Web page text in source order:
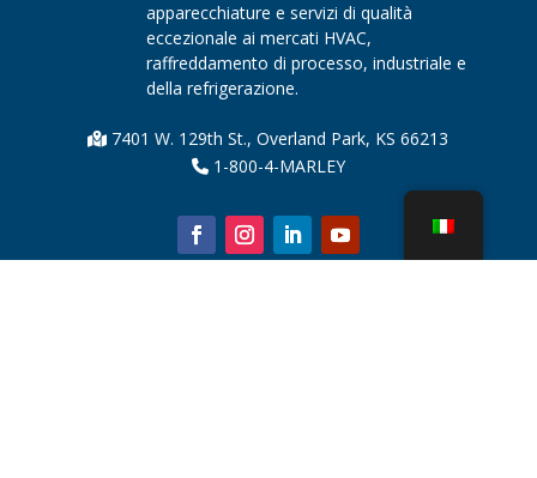
apparecchiature e servizi di qualità
eccezionale ai mercati HVAC,
raffreddamento di processo, industriale e
della refrigerazione.
7401 W. 129th St., Overland Park, KS 66213
1-800-4-MARLEY